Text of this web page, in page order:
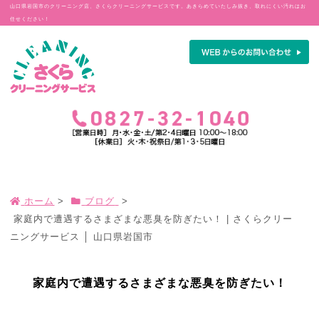
山口県岩国市のクリーニング店、さくらクリーニングサービスです。あきらめていたしみ抜き、取れにくい汚れはお
任せください！
ホーム > ブログ
>
家庭内で遭遇するさまざまな悪臭を防ぎたい！ | さくらクリー
ニングサービス │ 山口県岩国市
家庭内で遭遇するさまざまな悪臭を防ぎたい！